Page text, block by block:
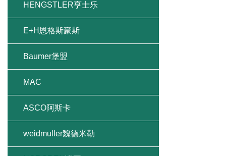
HENGSTLER亨士乐
E+H恩格斯豪斯
Baumer堡盟
MAC
ASCO阿斯卡
weidmuller魏德米勒